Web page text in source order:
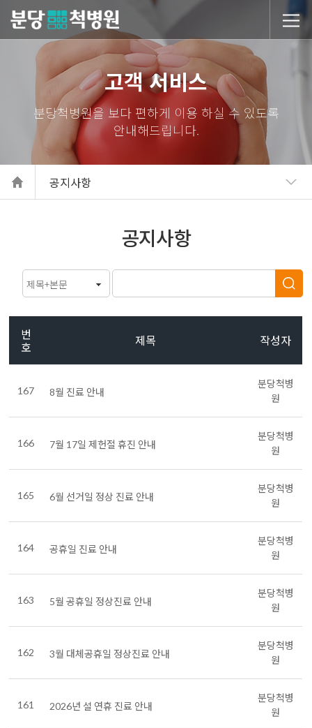
당척병원
고객 서비스
공지사항
공지사항
번
호
제목 작성자
167 8월 진료 안내
분당척병
원
166 7월 17일 제헌절 휴진 안내
분당척병
원
165 6월 선거일 정상 진료 안내
분당척병
원
164 공휴일 진료 안내
분당척병
원
163 5월 공휴일 정상진료 안내
분당척병
원
162 3월 대체공휴일 정상진료 안내
분당척병
원
161 2026년 설 연휴 진료 안내
분당척병
원